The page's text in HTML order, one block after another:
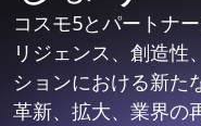
コスモ5とパートナ
リジェンス、創造性
ションにおける新た
革新、拡大、業界の